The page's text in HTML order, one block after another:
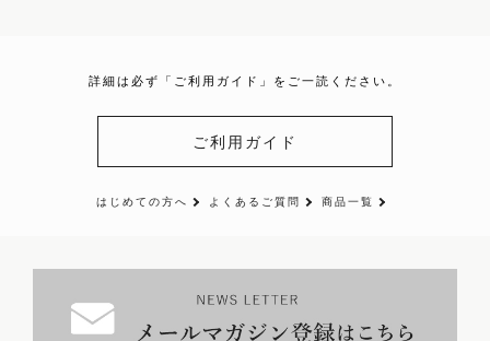
詳細は必ず「ご利用ガイド」をご一読ください。
ご利用ガイド
はじめての方へ よくあるご質問 商品一覧